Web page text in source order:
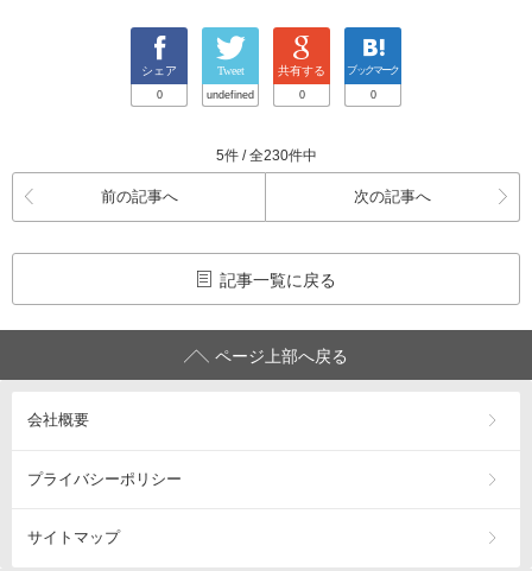
シェア
0
Tweet
undefined
共有する
0
ブックマーク
0
5件 / 全230件中
前の記事へ 次の記事へ
記事一覧に戻る
ページ上部へ戻る
会社概要
プライバシーポリシー
サイトマップ